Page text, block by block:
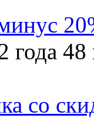
года 48
со